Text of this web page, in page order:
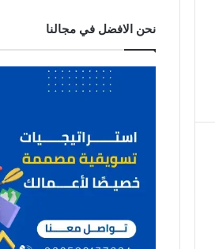
نحن الافضل في مجالنا